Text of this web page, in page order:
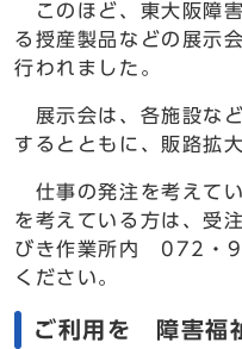
このほど、東大阪障
る授産製品などの展示
行われました。
展示会は、各施設な
するとともに、販路拡
仕事の発注を考えて
を考えている方は、受
びき作業所内 072・
ください。
ご利用を 障害福